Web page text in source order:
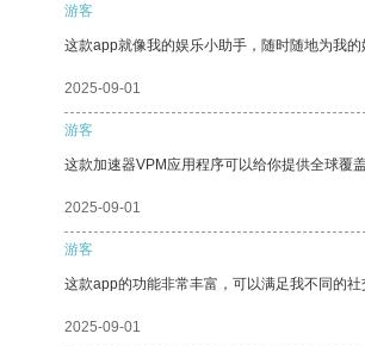
游客
这款app就像我的娱乐小助手，随时随地为我的
2025-09-01
游客
这款加速器VPM应用程序可以给你提供全球覆
2025-09-01
游客
这款app的功能非常丰富，可以满足我不同的社
2025-09-01